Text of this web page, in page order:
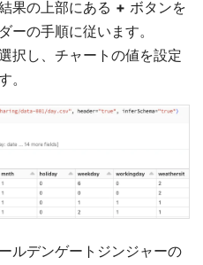
果の上部にある + ボタンを
ーの手順に従います。
択し、チャートの値を設定
。
ルデンゲートジンジャーの